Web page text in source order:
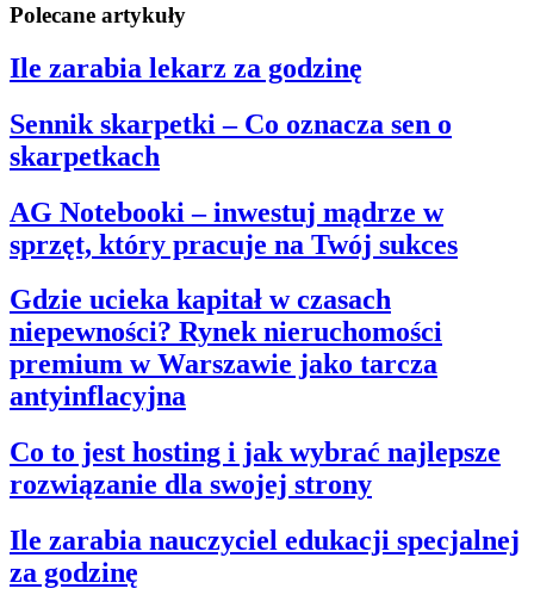
Polecane artykuły
Ile zarabia lekarz za godzinę
Sennik skarpetki – Co oznacza sen o
skarpetkach
AG Notebooki – inwestuj mądrze w
sprzęt, który pracuje na Twój sukces
Gdzie ucieka kapitał w czasach
niepewności? Rynek nieruchomości
premium w Warszawie jako tarcza
antyinflacyjna
Co to jest hosting i jak wybrać najlepsze
rozwiązanie dla swojej strony
Ile zarabia nauczyciel edukacji specjalnej
za godzinę